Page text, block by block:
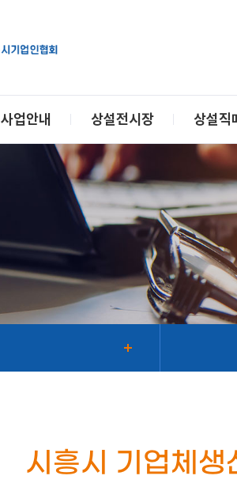
사업안내 상설전시장 상설직
시흥시 기업체